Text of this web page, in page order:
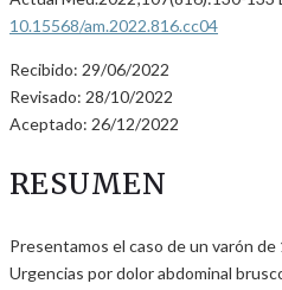
10.15568/am.2022.816.cc04
Recibido: 29/06/2022
Revisado: 28/10/2022
Aceptado: 26/12/2022
RESUMEN
Presentamos el caso de un varón
Urgencias por dolor abdominal